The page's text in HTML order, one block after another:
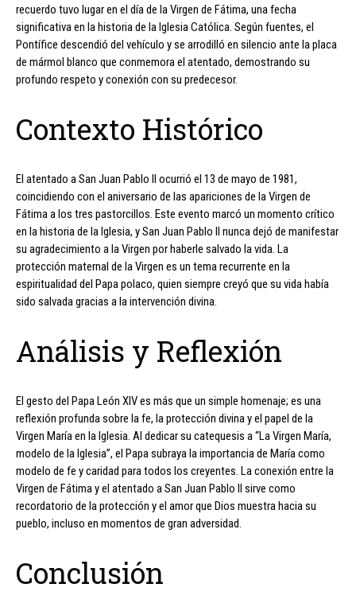
recuerdo tuvo lugar en el día de la Virgen de Fátima, una fecha
significativa en la historia de la Iglesia Católica. Según fuentes, el
Pontífice descendió del vehículo y se arrodilló en silencio ante la placa
de mármol blanco que conmemora el atentado, demostrando su
profundo respeto y conexión con su predecesor.
Contexto Histórico
El atentado a San Juan Pablo II ocurrió el 13 de mayo de 1981,
coincidiendo con el aniversario de las apariciones de la Virgen de
Fátima a los tres pastorcillos. Este evento marcó un momento crítico
en la historia de la Iglesia, y San Juan Pablo II nunca dejó de manifestar
su agradecimiento a la Virgen por haberle salvado la vida. La
protección maternal de la Virgen es un tema recurrente en la
espiritualidad del Papa polaco, quien siempre creyó que su vida había
sido salvada gracias a la intervención divina.
Análisis y Reflexión
El gesto del Papa León XIV es más que un simple homenaje; es una
reflexión profunda sobre la fe, la protección divina y el papel de la
Virgen María en la Iglesia. Al dedicar su catequesis a “La Virgen María,
modelo de la Iglesia”, el Papa subraya la importancia de María como
modelo de fe y caridad para todos los creyentes. La conexión entre la
Virgen de Fátima y el atentado a San Juan Pablo II sirve como
recordatorio de la protección y el amor que Dios muestra hacia su
pueblo, incluso en momentos de gran adversidad.
Conclusión